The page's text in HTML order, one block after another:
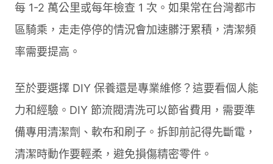
每 1-2 萬公里或每年檢查 1 次。如果常在台灣都市
區騎乘，走走停停的情況會加速髒汙累積，清潔頻
率需要提高。
至於要選擇 DIY 保養還是專業維修？這要看個人能
力和經驗。DIY 節流閥清洗可以節省費用，需要準
備專用清潔劑、軟布和刷子。拆卸前記得先斷電，
清潔時動作要輕柔，避免損傷精密零件。